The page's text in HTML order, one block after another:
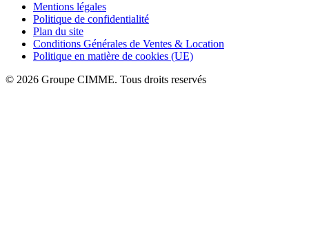
Mentions légales
Politique de confidentialité
Plan du site
Conditions Générales de Ventes & Location
Politique en matière de cookies (UE)
© 2026 Groupe CIMME. Tous droits reservés